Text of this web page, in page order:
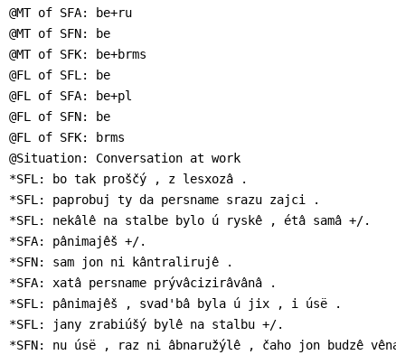
@MT of SFA: be+ru
@MT of SFN: be
@MT of SFK: be+brms
@FL of SFL: be
@FL of SFA: be+pl
@FL of SFN: be
@FL of SFK: brms
@Situation: Conversation at work
*SFL: bo tak proščý , z lesxozâ .
*SFL: paprobuj ty da persname srazu zajci .
*SFL: nekâlê na stalbe bylo ú ryskê , étâ samâ +/.
*SFA: pânimajêš +/.
*SFN: sam jon ni kântralirujê .
*SFA: xatâ persname prývâcizirâvânâ .
*SFL: pânimajêš , svad'bâ byla ú jix , i úsë .
*SFL: jany zrabiúšý bylê na stalbu +/.
*SFN: nu úsë , raz ni âbnaružýlê , čaho jon budzê